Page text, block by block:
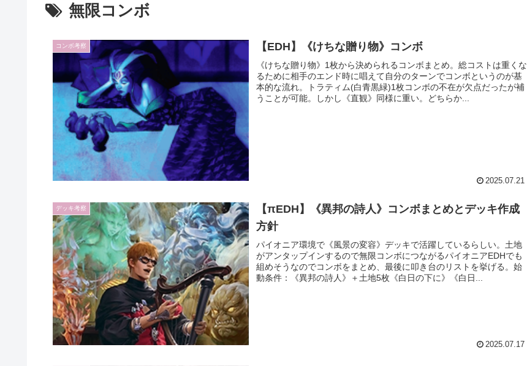
無限コンボ
コンボ考察 【EDH】《けちな贈り物》コンボ
《けちな贈り物》1枚から決められるコンボまとめ。総コストは重くな
るために相手のエンド時に唱えて自分のターンでコンボというのが基
本的な流れ。トラティム(白青黒緑)1枚コンボの不在が欠点だったが補
うことが可能。しかし《直観》同様に重い。どちらか...
2025.07.21
デッキ考察
【πEDH】《異邦の詩人》コンボまとめとデッキ作成
方針
パイオニア環境で《風景の変容》デッキで活躍しているらしい。土地
がアンタップインするので無限コンボにつながるパイオニアEDHでも
組めそうなのでコンボをまとめ、最後に叩き台のリストを挙げる。始
動条件：《異邦の詩人》＋土地5枚《白日の下に》《白日...
2025.07.17